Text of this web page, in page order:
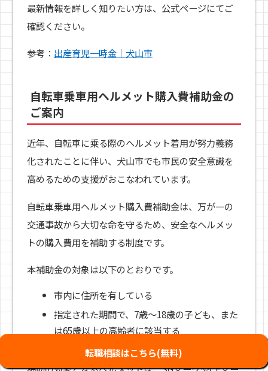
最新情報を詳しく知りたい方は、公式ページにてご
確認ください。
参考： 出産育児一時金｜犬山市
自転車乗車用ヘルメット購入費補助金の
ご案内
近年、自転車に乗る際のヘルメット着用が努力義務
化されたことに伴い、犬山市でも市民の安全意識を
高めるための支援がおこなわれています。
自転車乗車用ヘルメット購入費補助金は、万が一の
交通事故から大切な命を守るため、安全なヘルメッ
トの購入費用を補助する制度です。
本補助金の対象は以下のとおりです。
市内に住所を有している
指定された期間で、7歳〜18歳の子ども、また
は65歳以上の高齢者に該当する
補助の対象となるヘルメットは、SGマークやCEマー
転職相談はこちら(無料)